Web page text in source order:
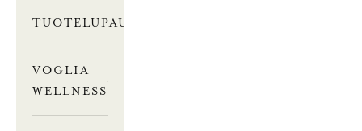
TUOTELUPAUS
VOGLIA
WELLNESS